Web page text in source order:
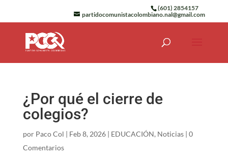
(601) 2854157
partidocomunistacolombiano.nal@gmail.com
¿Por qué el cierre de
colegios?
por Paco Col | Feb 8, 2026| EDUCACIÓN, Noticias| 0
Comentarios